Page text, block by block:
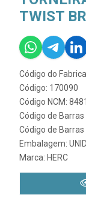
TWIST
Código do
Código: 170090
Código NCM:
Código de
Código de
Embalagem:
Marca: HERC